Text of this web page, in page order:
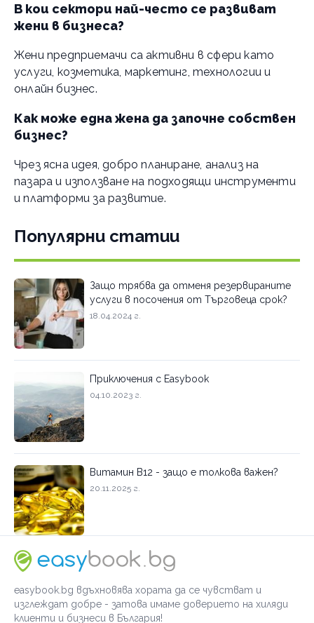
В кои сектори най-често се развиват
жени в бизнеса?
Жени предприемачи са активни в сфери като
услуги, козметика, маркетинг, технологии и
онлайн бизнес.
Как може една жена да започне собствен
бизнес?
Чрез ясна идея, добро планиране, анализ на
пазара и използване на подходящи инструменти
и платформи за развитие.
Популярни статии
Защо трябва да отменя резервираните
услуги в посочения от Търговеца срок?
18.04.2024 г.
Приключения с Easybook
04.10.2023 г.
Витамин B12 - защо е толкова важен?
20.11.2025 г.
easybook.bg вдъхновява хората да се чувстват и
изглеждат добре - затова имаме доверието на хиляди
клиенти и бизнеси в България!